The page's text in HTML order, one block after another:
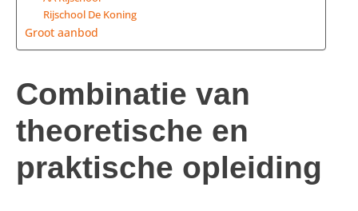
Rijschool De Koning
Groot aanbod
Combinatie van
theoretische en
praktische opleiding